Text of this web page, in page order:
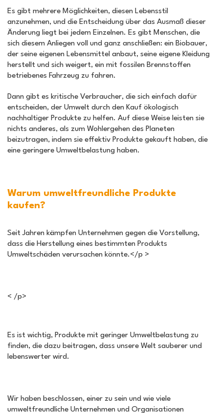
Es gibt mehrere Möglichkeiten, diesen Lebensstil
anzunehmen, und die Entscheidung über das Ausmaß dieser
Änderung liegt bei jedem Einzelnen. Es gibt Menschen, die
sich diesem Anliegen voll und ganz anschließen: ein Biobauer,
der seine eigenen Lebensmittel anbaut, seine eigene Kleidung
herstellt und sich weigert, ein mit fossilen Brennstoffen
betriebenes Fahrzeug zu fahren.
Dann gibt es kritische Verbraucher, die sich einfach dafür
entscheiden, der Umwelt durch den Kauf ökologisch
nachhaltiger Produkte zu helfen. Auf diese Weise leisten sie
nichts anderes, als zum Wohlergehen des Planeten
beizutragen, indem sie effektiv Produkte gekauft haben, die
eine geringere Umweltbelastung haben.
Warum umweltfreundliche Produkte
kaufen?
Seit Jahren kämpfen Unternehmen gegen die Vorstellung,
dass die Herstellung eines bestimmten Produkts
Umweltschäden verursachen könnte.</p >
< /p>
Es ist wichtig, Produkte mit geringer Umweltbelastung zu
finden, die dazu beitragen, dass unsere Welt sauberer und
lebenswerter wird.
Wir haben beschlossen, einer zu sein und wie viele
umweltfreundliche Unternehmen und Organisationen